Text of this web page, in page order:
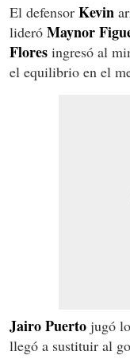
El defensor Kevin
lideró Maynor
Flores ingresó al
el equilibrio en el
Jairo Puerto jugó
llegó a sustituir al